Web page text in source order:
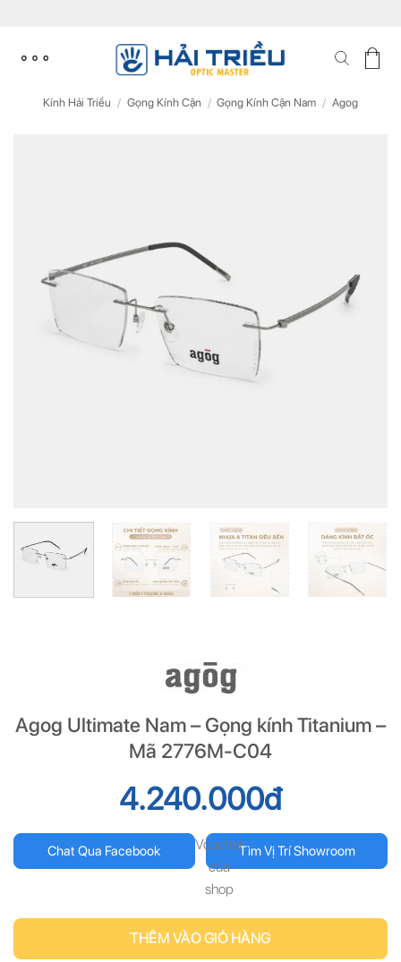
content
Kính Hải Triều / Gọng Kính Cận / Gọng Kính Cận Nam / Agog
Agog Ultimate Nam – Gọng kính Titanium –
Mã 2776M-C04
4.240.000đ
Chat Qua Facebook Tìm Vị Trí Showroom
Voucher
của
shop
THÊM VÀO GIỎ HÀNG